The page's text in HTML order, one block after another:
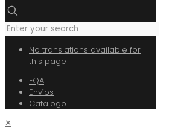
No translations available for
this page
FQA
Envíos
Catálogo
✕